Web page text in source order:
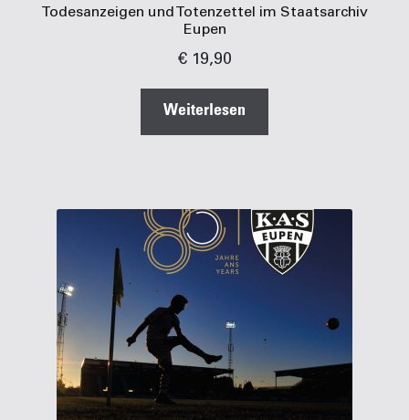
Todesanzeigen und Totenzettel im Staatsarchiv
Eupen
€19,90
Weiterlesen